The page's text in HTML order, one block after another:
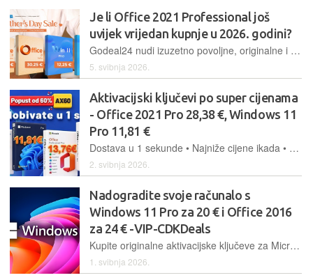
Je li Office 2021 Professional još
uvijek vrijedan kupnje u 2026. godini?
Godeal24 nudi izuzetno povoljne, originalne i trajno aktivirane Windows i Office softverske pakete. Windows 11 Pro samo 13,55 €, Office 2021 Pro Plus samo 31,55 €, Office 2021 Home and Business za Mac 48,99 €
5. svibnja 2026.
Aktivacijski ključevi po super cijenama
- Office 2021 Pro 28,38 €, Windows 11
Pro 11,81 €
Dostava u 1 sekunde • Najniže cijene ikada • 100% sigurno i pouzdano
2. svibnja 2026.
Nadogradite svoje računalo s
Windows 11 Pro za 20 € i Office 2016
za 24 € -VIP-CDKDeals
Kupite originalne aktivacijske ključeve za Microsoft Windows i Office po vrlo konkurentnim cijenama.
1. svibnja 2026.